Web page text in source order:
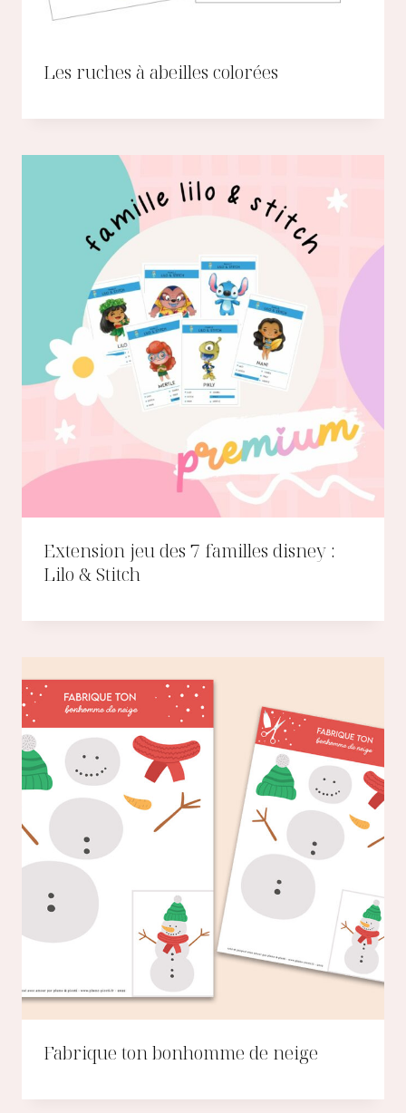
Les ruches à abeilles colorées
Extension jeu des 7 familles disney :
Lilo & Stitch
Fabrique ton bonhomme de neige